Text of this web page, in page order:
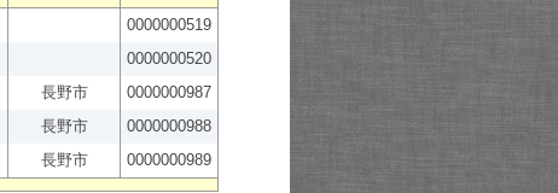
0000000519
0000000520
長野市
0000000987
長野市
0000000988
長野市 0000000989